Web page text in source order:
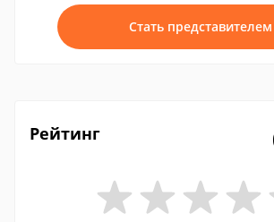
Стать представителем
Рейтинг